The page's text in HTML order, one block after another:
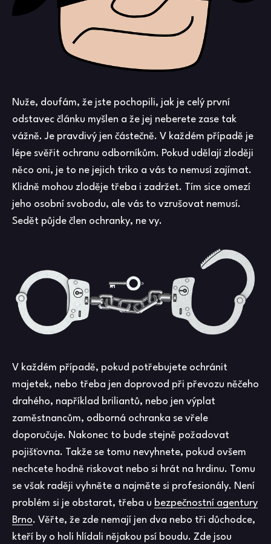
Nuže, doufám, že jste pochopili, jak je celý první
odstavec článku myšlen a že jej neberete zase tak
vážně. Je pravdivý jen částečně. V každém případě je
lépe svěřit ochranu odborníkům. Pokud udělají zloději
něco oni, je to ne jejich triko a vás to nemusí zajímat.
Klidně mohou zloděje třeba i zadržet. Tím sice omezí
jeho osobní svobodu, ale vás to vzrušovat nemusí.
Sedět půjde člen ochranky, ne vy.
V každém případě, pokud potřebujete ochránit
majetek, nebo třeba jen doprovod při převozu něčeho
drahého, například briliantů, nebo jen výplat
zaměstnancům, odborná ochranka se vřele
doporučuje. Nakonec to bude stejně požadovat
pojišťovna. Takže se tomu nevyhnete, pokud ovšem
nechcete hodně riskovat nebo si hrát na hrdinu. Tomu
se však raději vyhněte a najměte si profesionály. Není
problém si je obstarat, třeba u bezpečnostní agentury
Brno. Věřte, že zde nemají jen dva nebo tři důchodce,
kteří by o holi hlídali nějakou psí boudu. Zde jsou